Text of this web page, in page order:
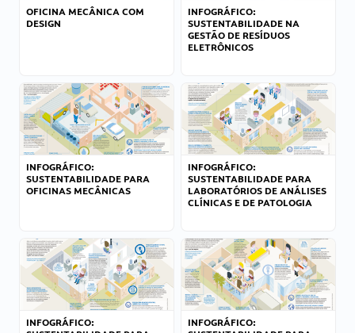
OFICINA MECÂNICA COM
DESIGN
INFOGRÁFICO:
SUSTENTABILIDADE NA
GESTÃO DE RESÍDUOS
ELETRÔNICOS
INFOGRÁFICO:
SUSTENTABILIDADE PARA
OFICINAS MECÂNICAS
INFOGRÁFICO:
SUSTENTABILIDADE PARA
LABORATÓRIOS DE ANÁLISES
CLÍNICAS E DE PATOLOGIA
INFOGRÁFICO:
INFOGRÁFICO: